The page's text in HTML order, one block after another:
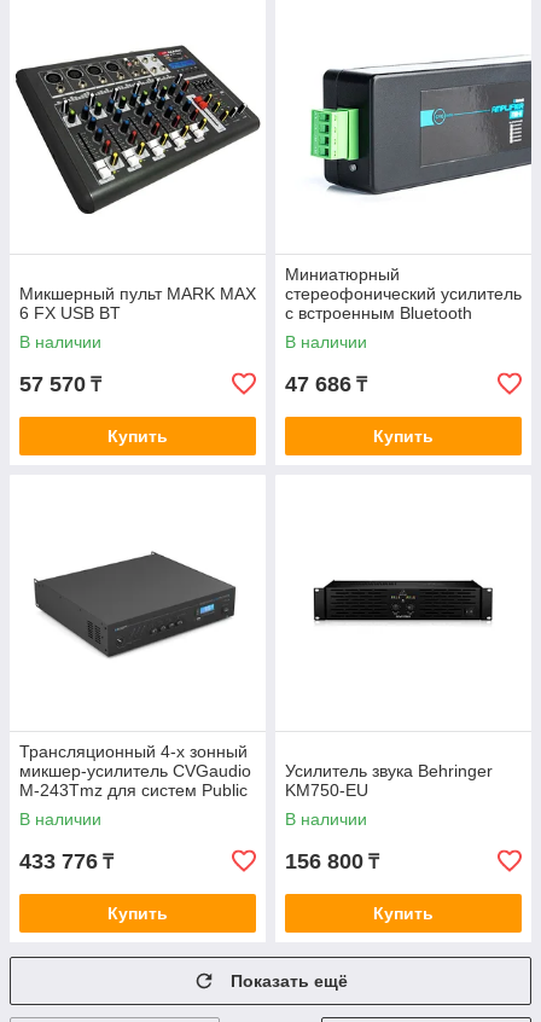
Микшерный пульт MARK MAX
6 FX USB BT
В наличии
57 570 ₸
Купить
Миниатюрный
стереофонический усилитель
с встроенным Bluetooth
CVGaudio NB-1
В наличии
47 686 ₸
Купить
Трансляционный 4-х зонный
микшер-усилитель CVGaudio
M-243Tmz для систем Public
Address
В наличии
433 776 ₸
Купить
Усилитель звука Behringer
KM750-EU
В наличии
156 800 ₸
Купить
Показать ещё